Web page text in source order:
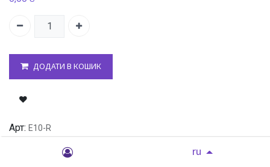
ru
ДОДАТИ В КОШИК
Арт: E10-R
Поделиться :